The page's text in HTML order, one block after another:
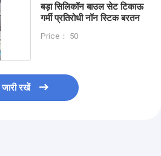
बड़ा सिलिकॉन बाउल सेट टिकाऊ
गर्मी प्रतिरोधी नॉन स्टिक बरतन
Price： 50
जारी रखें